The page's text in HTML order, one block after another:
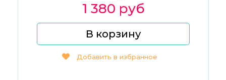
1 380 руб
В корзину
Добавить в избранное